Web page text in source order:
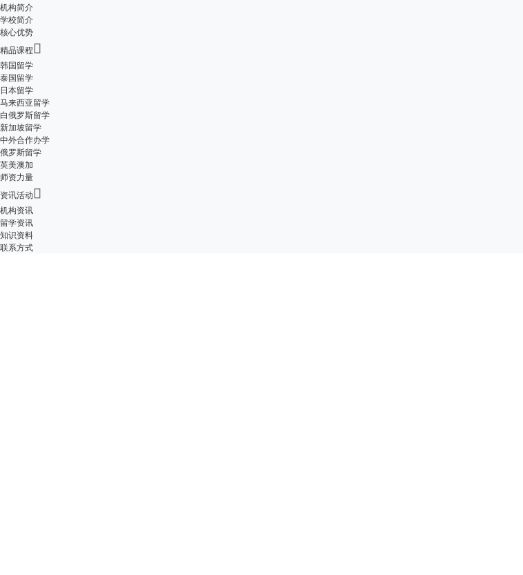
机构简介
学校简介
核心优势
精品课程
韩国留学
泰国留学
日本留学
马来西亚留学
白俄罗斯留学
新加坡留学
中外合作办学
俄罗斯留学
英美澳加
师资力量
资讯活动
机构资讯
留学资讯
知识资料
联系方式